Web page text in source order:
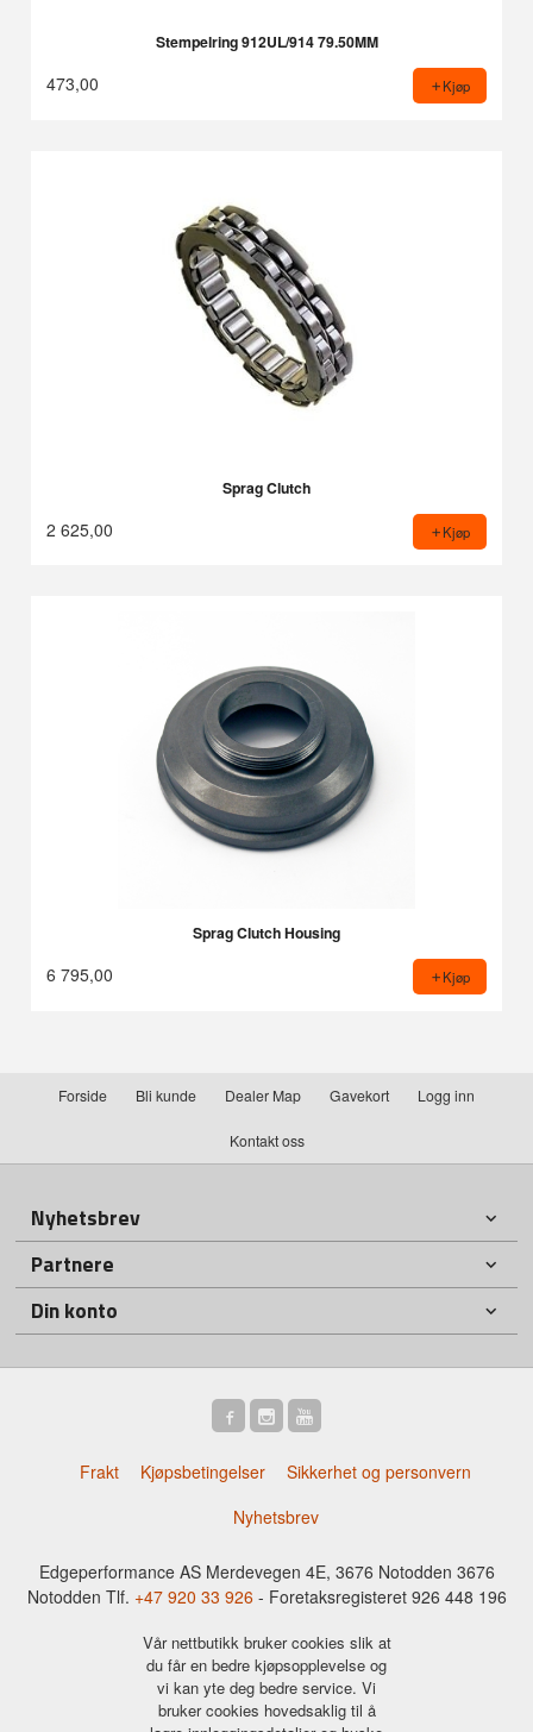
Stempelring 912UL/914 79.50MM
473,00 Kjøp
Sprag Clutch
2 625,00 Kjøp
Sprag Clutch Housing
6 795,00 Kjøp
Forside Bli kunde Dealer Map Gavekort Logg inn
Kontakt oss
Nyhetsbrev
Partnere
Din konto
Frakt Kjøpsbetingelser
Sikkerhet og personvern
Nyhetsbrev
Edgeperformance AS Merdevegen 4E, 3676 Notodden 3676
Notodden Tlf. +47 920 33 926 - Foretaksregisteret 926 448 196
Vår nettbutikk bruker cookies slik at
du får en bedre kjøpsopplevelse og
vi kan yte deg bedre service. Vi
bruker cookies hovedsaklig til å